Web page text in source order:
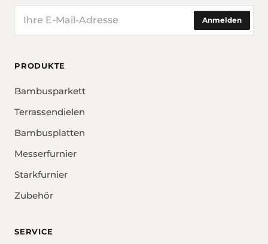
Anmelden
PRODUKTE
Bambusparkett
Terrassendielen
Bambusplatten
Messerfurnier
Starkfurnier
Zubehör
SERVICE